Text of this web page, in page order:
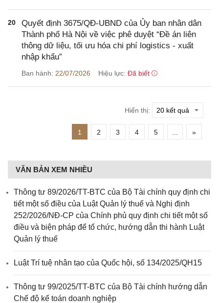
20
Quyết định 3675/QĐ-UBND của Ủy ban nhân dân
Thành phố Hà Nội về việc phê duyệt “Đề án liên
thông dữ liệu, tối ưu hóa chi phí logistics - xuất
nhập khẩu”
Ban hành: 22/07/2026 Hiệu lực: Đã biết
Hiển thị:
1 2 3 4 5 »
VĂN BẢN XEM NHIỀU
Thông tư 89/2026/TT-BTC của Bộ Tài chính quy định chi
tiết một số điều của Luật Quản lý thuế và Nghị định
252/2026/NĐ-CP của Chính phủ quy định chi tiết một số
điều và biện pháp để tổ chức, hướng dẫn thi hành Luật
Quản lý thuế
Luật Trí tuệ nhân tạo của Quốc hội, số 134/2025/QH15
Thông tư 99/2025/TT-BTC của Bộ Tài chính hướng dẫn
Chế độ kế toán doanh nghiệp